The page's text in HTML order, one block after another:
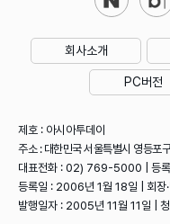
회사소개
PC버전
제호 : 아시아투데이
주소 : 대한민국 서울특별시 영등포
대표전화 : 02) 769-5000 | 등
등록일 : 2006년 1월 18일 | 회장·
발행일자 : 2005년 11월 11일 | 청